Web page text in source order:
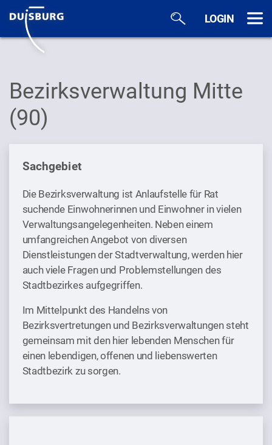
Zum Hauptinhalt springen
LOGIN
Bezirksverwaltung Mitte
(90)
Sachgebiet
Die Bezirksverwaltung ist Anlaufstelle für Rat
suchende Einwohnerinnen und Einwohner in vielen
Verwaltungsangelegenheiten. Neben einem
umfangreichen Angebot von diversen
Dienstleistungen der Stadtverwaltung, werden hier
auch viele Fragen und Problemstellungen des
Stadtbezirkes aufgegriffen.
Im Mittelpunkt des Handelns von
Bezirksvertretungen und Bezirksverwaltungen steht
gemeinsam mit den hier lebenden Menschen für
einen lebendigen, offenen und liebenswerten
Stadtbezirk zu sorgen.